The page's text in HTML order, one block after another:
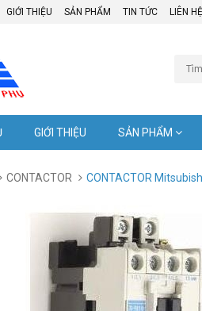
GIỚI THIỆU SẢN PHẨM TIN TỨC LIÊN HỆ
GIỚI THIỆU SẢN PHẨM
CONTACTOR CONTACTOR